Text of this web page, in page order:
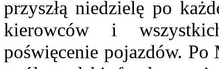
przyszłą niedzielę po
kierowców i
poświęcenie pojazdów. Po